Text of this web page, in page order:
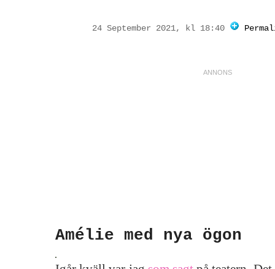
24 September 2021, kl 18:40
Amélie med nya ögon